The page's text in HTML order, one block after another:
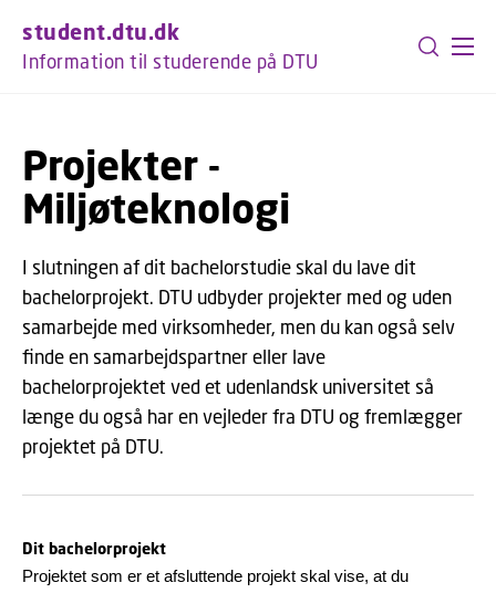
student.dtu.dk
Information til studerende på DTU
Projekter -
Miljøteknologi
I slutningen af dit bachelorstudie skal du lave dit
bachelorprojekt. DTU udbyder projekter med og uden
samarbejde med virksomheder, men du kan også selv
finde en samarbejdspartner eller lave
bachelorprojektet ved et udenlandsk universitet så
længe du også har en vejleder fra DTU og fremlægger
projektet på DTU.
Dit bachelorprojekt
Projektet som er et afsluttende projekt skal vise, at du